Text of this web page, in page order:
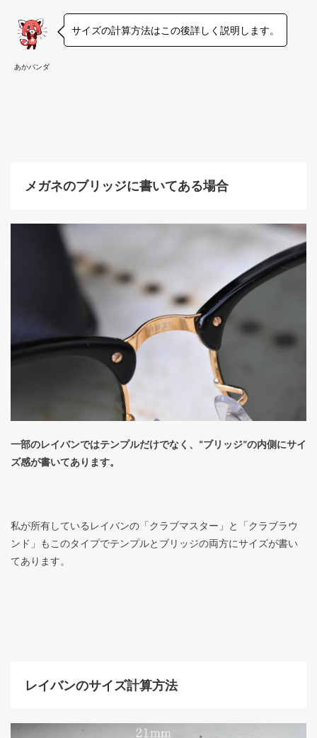
あかパンダ
サイズの計算方法はこの後詳しく説明します。
メガネのブリッジに書いてある場合
一部のレイバンではテンプルだけでなく、“ブリッジ”の内側にサイ
ズ感が書いてあります。
私が所有しているレイバンの「クラブマスター」と「クラブラウ
ンド」もこのタイプでテンプルとブリッジの両方にサイズが書い
てあります。
レイバンのサイズ計算方法